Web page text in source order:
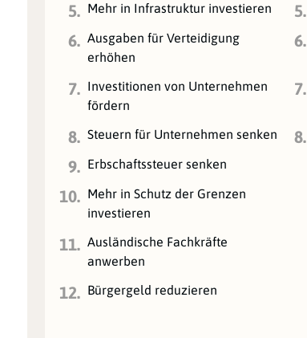
5. Mehr in Infrastruktur investieren 5.
6. Ausgaben für Verteidigung
erhöhen
6.
7. Investitionen von Unternehmen
fördern
7.
8. Steuern für Unternehmen senken 8.
9. Erbschaftssteuer senken
10. Mehr in Schutz der Grenzen
investieren
11. Ausländische Fachkräfte
anwerben
12. Bürgergeld reduzieren